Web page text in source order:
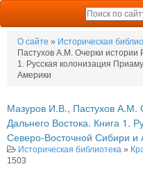
О сайте » Историческая
Пастухов А.М. Очерки истории
1. Русская колонизация
Америки
Мазуров И.В., Пастухов А.М.
Дальнего Востока. Книга 1.
Северо-Восточной Сибири и
Историческая библиотека »
1503